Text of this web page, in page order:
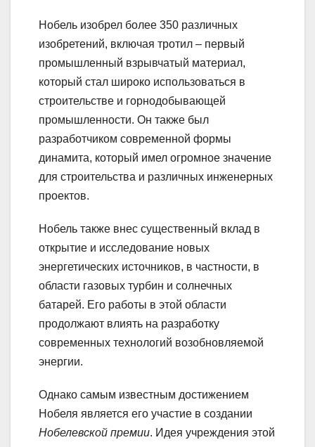
Нобель изобрел более 350 различных
изобретений, включая тротил – первый
промышленный взрывчатый материал,
который стал широко использоваться в
строительстве и горнодобывающей
промышленности. Он также был
разработчиком современной формы
динамита, который имел огромное значение
для строительства и различных инженерных
проектов.
Нобель также внес существенный вклад в
открытие и исследование новых
энергетических источников, в частности, в
области газовых турбин и солнечных
батарей. Его работы в этой области
продолжают влиять на разработку
современных технологий возобновляемой
энергии.
Однако самым известным достижением
Нобеля является его участие в создании
Нобелевской премии. Идея учреждения этой